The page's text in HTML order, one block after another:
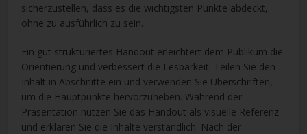
sicherzustellen, dass es die wichtigsten Punkte abdeckt,
ohne zu ausführlich zu sein.
Ein gut strukturiertes Handout erleichtert dem Publikum die
Orientierung und verbessert die Lesbarkeit. Teilen Sie den
Inhalt in Abschnitte ein und verwenden Sie Überschriften,
um die Hauptpunkte hervorzuheben. Während der
Präsentation nutzen Sie das Handout als visuelle Referenz
und erklären Sie die Inhalte verständlich. Nach der